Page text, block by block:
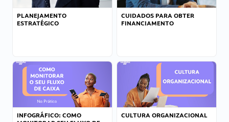
PLANEJAMENTO
ESTRATÉGICO
CUIDADOS PARA OBTER
FINANCIAMENTO
INFOGRÁFICO: COMO
CULTURA ORGANIZACIONAL